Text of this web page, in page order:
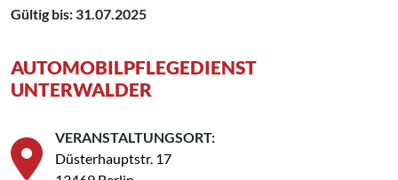
Gültig bis: 31.07.2025
AUTOMOBILPFLEGEDIENST
UNTERWALDER
VERANSTALTUNGSORT:
Düsterhauptstr. 17